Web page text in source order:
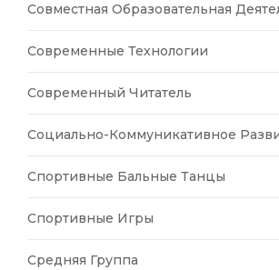
Совместная Образовательная
Современные Технологии
Современный Читатель
Социально-Коммуникативное
Спортивные Бальные Танцы
Спортивные Игры
Средняя Группа